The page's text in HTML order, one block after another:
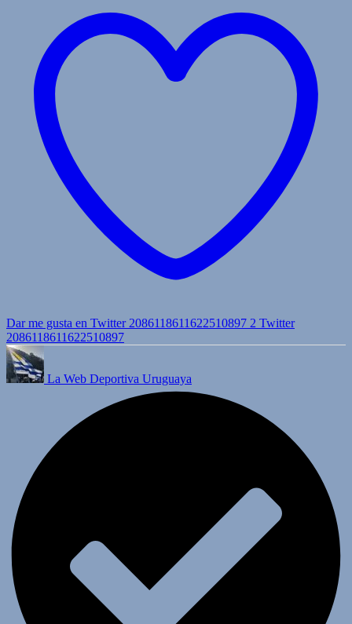
Dar me gusta en Twitter 2086118611622510897 2 Twitter
2086118611622510897
La Web Deportiva Uruguaya